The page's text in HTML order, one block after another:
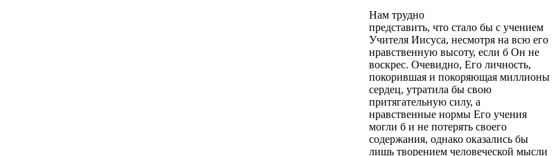
Нам трудно
представить, что стало бы с учением
Учителя Иисуса, несмотря на всю его
нравственную высоту, если б Он не
воскрес. Очевидно, Его личность,
покорившая и покоряющая миллионы
сердец, утратила бы свою
притягательную силу, а
нравственные нормы Его учения
могли б и не потерять своего
содержания, однако оказались бы
лишь творением человеческой мысли